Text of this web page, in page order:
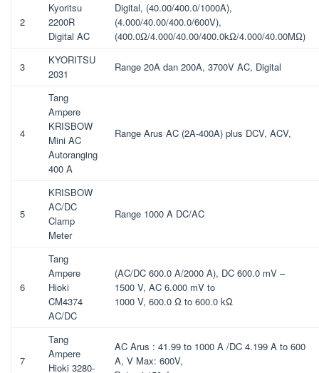
2
Kyoritsu
2200R
Digital AC
Digital, (40.00/400.0/1000A),
(4.000/40.00/400.0/600V),
(400.0Ω/4.000/40.00/400.0kΩ/4.000/40.00MΩ)
3
KYORITSU
2031
Range 20A dan 200A, 3700V AC, Digital
4
Tang
Ampere
KRISBOW
Mini AC
Autoranging
400 A
Range Arus AC (2A-400A) plus DCV, ACV,
5
KRISBOW
AC/DC
Clamp
Meter
Range 1000 A DC/AC
6
Tang
Ampere
Hioki
CM4374
AC/DC
(AC/DC 600.0 A/2000 A), DC 600.0 mV –
1500 V, AC 6.000 mV to
1000 V, 600.0 Ω to 600.0 kΩ
7
Tang
Ampere
Hioki 3280-
AC Arus : 41.99 to 1000 A /DC 4.199 A to 600
A, V Max: 600V,